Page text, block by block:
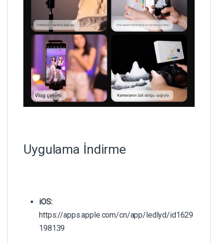
Uygulama İndirme
iOS:
https://apps.apple.com/cn/app/ledlyd/id1629
198139